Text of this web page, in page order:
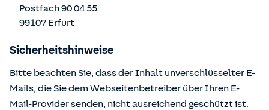
Postfach 90 04 55
99107 Erfurt
Sicherheitshinweise
Bitte beachten Sie, dass der Inhalt unverschlüsselter E-
Mails, die Sie dem Webseitenbetreiber über Ihren E-
Mail-Provider senden, nicht ausreichend geschützt ist.